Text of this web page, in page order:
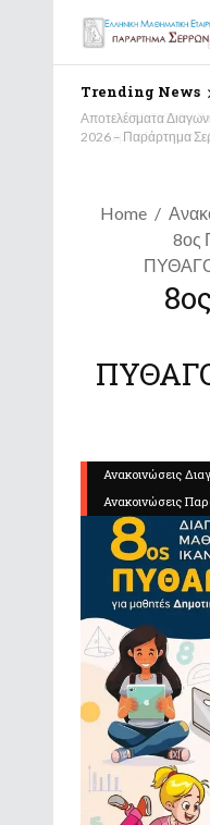
Trending News
Αποτελέσματα
2026 – Παράρτημα
Home
8ος
Ανακοινώσεις
Ανακοινώσεις